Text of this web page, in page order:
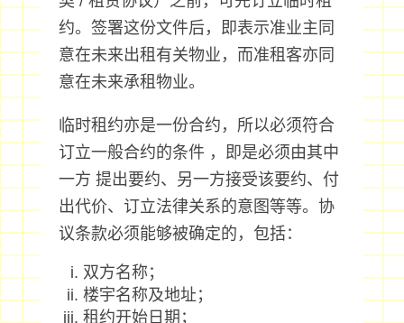
约。签署这份文件后，即表示准业主同
意在未来出租有关物业，而准租客亦同
意在未来承租物业。
临时租约亦是一份合约，所以必须符合
订立一般合约的条件 ，即是必须由其中
一方 提出要约、另一方接受该要约、付
出代价、订立法律关系的意图等等。协
议条款必须能够被确定的，包括：
双方名称；
楼宇名称及地址；
租约开始日期；